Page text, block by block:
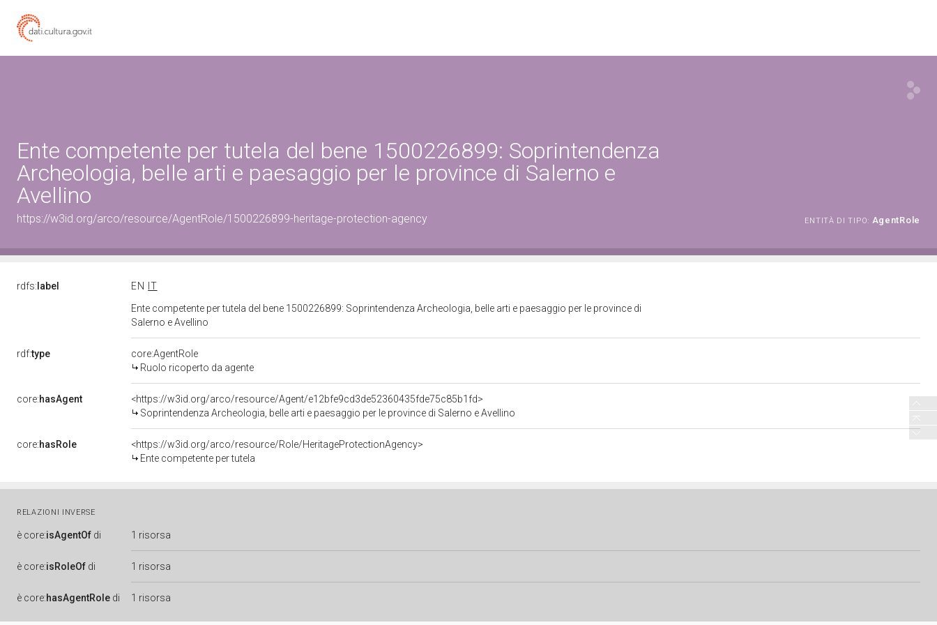
Ente competente per tutela del bene 1500226899: Soprintendenza
Archeologia, belle arti e paesaggio per le province di Salerno e
Avellino
https://w3id.org/arco/resource/AgentRole/1500226899-heritage-protection-agency ENTITÀ DI TIPO: AgentRole
rdfs: label EN
IT
Ente competente per tutela del bene 1500226899: Soprintendenza Archeologia, belle arti e paesaggio per le province di
Salerno e Avellino
rdf:type
core:AgentRole
Ruolo ricoperto da agente
core:hasAgent
<https://w3id.org/arco/resource/Agent/e12bfe9cd3de52360435fde75c85b1fd>
Soprintendenza Archeologia, belle arti e paesaggio per le province di Salerno e Avellino
core:hasRole
<https://w3id.org/arco/resource/Role/HeritageProtectionAgency>
Ente competente per tutela
RELAZIONI INVERSE
è core:isAgentOf di 1 risorsa
è core:isRoleOf di 1 risorsa
è core:hasAgentRole di 1 risorsa